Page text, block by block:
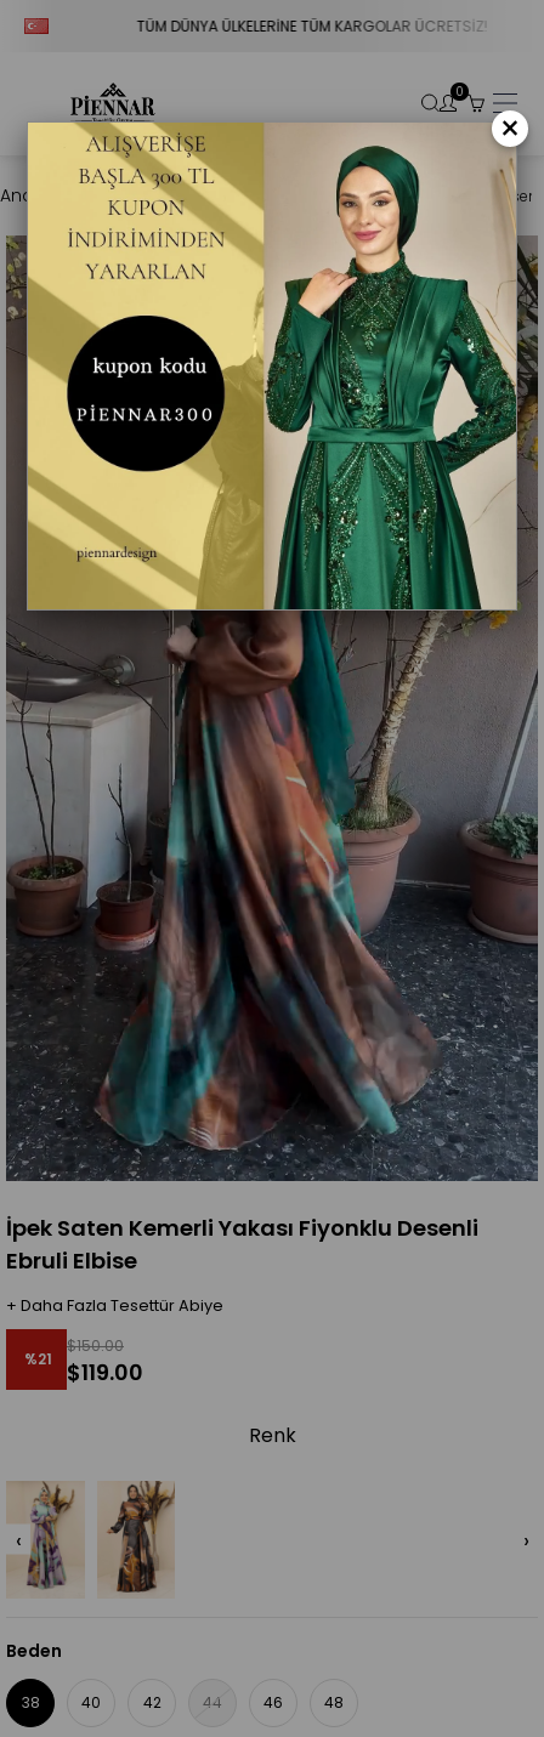
TÜM DÜNYA ÜLKELERİNE TÜM KARGOLAR ÜCRETSİZ!
0
Anasayfa Tesettür Abiye İpek Saten Kemerli Yakası Fiyonklu
İpek Saten Kemerli Yakası Fiyonklu Desenli
Ebruli Elbise
+ Daha Fazla Tesettür Abiye
%21
İndirim
$150.00
$119.00
Renk
‹ ›
Beden
38 40 42 44 46 48
×